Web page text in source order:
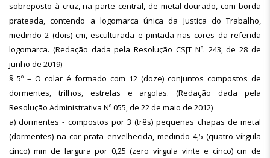
sobreposto à cruz, na parte central, de metal dourado, com borda
prateada, contendo a logomarca única da Justiça do Trabalho,
medindo 2 (dois) cm, esculturada e pintada nas cores da referida
logomarca. (Redação dada pela Resolução CSJT Nº. 243, de 28 de
junho de 2019)
§ 5º – O colar é formado com 12 (doze) conjuntos compostos de
dormentes, trilhos, estrelas e argolas. (Redação dada pela
Resolução Administrativa Nº 055, de 22 de maio de 2012)
a) dormentes - compostos por 3 (três) pequenas chapas de metal
(dormentes) na cor prata envelhecida, medindo 4,5 (quatro vírgula
cinco) mm de largura por 0,25 (zero vírgula vinte e cinco) cm de